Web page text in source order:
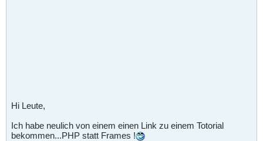
Hi Leute,
Ich habe neulich von einem einen Link zu einem Totorial
bekommen...PHP statt Frames !